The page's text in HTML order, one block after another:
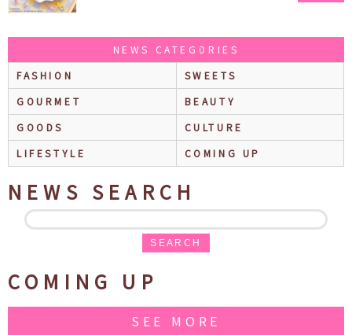
NEWS CATEGORIES
FASHION
SWEETS
GOURMET
BEAUTY
GOODS
CULTURE
LIFESTYLE
COMING UP
NEWS SEARCH
SEARCH
COMING UP
SEE MORE